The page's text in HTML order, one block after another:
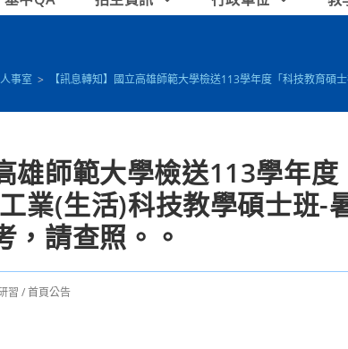
人事室 > 【訊息轉知】國立高雄師範大學檢送113學年度「科技教育
雄師範大學檢送113學年
業(生活)科技教學碩士班-
，請查照。。
習 /首頁公告